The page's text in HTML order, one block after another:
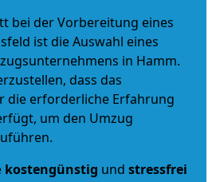
bei der Vorbereitung eines
ist die Auswahl eines
in Hamm.
dass das
die erforderliche Erfahrung
um den Umzug
kostengünstig und stressfrei